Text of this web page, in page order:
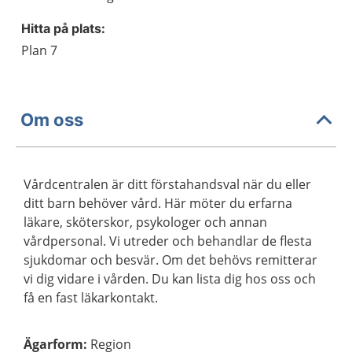
Hitta på plats:
Plan 7
Om oss
Vårdcentralen är ditt förstahandsval när du eller
ditt barn behöver vård. Här möter du erfarna
läkare, sköterskor, psykologer och annan
vårdpersonal. Vi utreder och behandlar de flesta
sjukdomar och besvär. Om det behövs remitterar
vi dig vidare i vården. Du kan lista dig hos oss och
få en fast läkarkontakt.
Ägarform: Region